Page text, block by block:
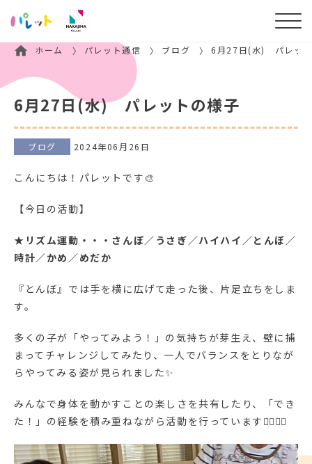
ホーム パレット通信 ブログ 6月27日(水) パレッ
6月27日(水) パレットの様子
ブログ 2024年06月26日
こんにちは！パレットです🎨
【今日の活動】
★リズム運動・・・さんぽ／うさぎ／ハイハイ／とんぼ／
時計／かめ／めだか
『とんぼ』では手を横に広げて走った後、片足立ちをしま
す。
多くの子が「やってみよう！」の気持ちが芽生え、壁に捕
まってチャレンジしてみたり、一人でバランスをとりなが
らやってみる姿が見られました✨
みんなで身体を動かすことの楽しさを共有したり、「でき
た！」の経験を積み重ねながら活動を行っています🧍‍♂️🧍‍♀️